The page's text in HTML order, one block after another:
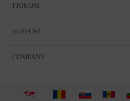
FIÓKOM
SUPPORT
COMPANY